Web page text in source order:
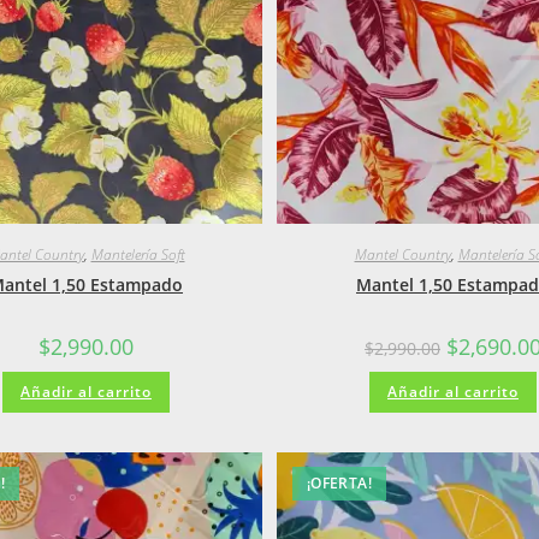
Country, Mantelería Soft
1,50 Estampado
$2,990.00
Añadir al carrito
Mantel Country, Mantelería
Mantel 1,50
$2,990.00 El
precio
original
era:
$2,990.00.
$
Añadir al carrito
¡OFERTA!